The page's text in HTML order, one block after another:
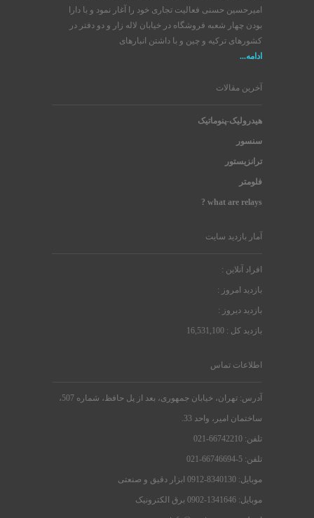
امیرحسین حسنی فعالیت تجاری خود را آغار نمود و با دارا
بودن چهار شعبه فروشگاه در خیابان لاله زار و دو دفتر در
کشورهای ترکیه و چین و با داشتن انبارهای
ادامه...
آخرین مقالات
هیدرولیک-پنوماتیک
سنسور
ترانزیستور
فلومتر
what are relays ?
آمار بازدید سایت
افراد آنلاین :
بازدید امروز :
بازدید دیروز :
بازدید کل : 16,531,100
اطلاعات تماس
آدرس: تهران، خیابان جمهوری، بعد از پل حافظ، شماره 507،
ساختمان امیر، واحد 33.
تلفن: 66742210-021
تلفن: 5-66746694-021
موبایل: 8340130-0912 ابزار دقیق و صنعتی
موبایل: 1341646-0902 برق الکترونیک